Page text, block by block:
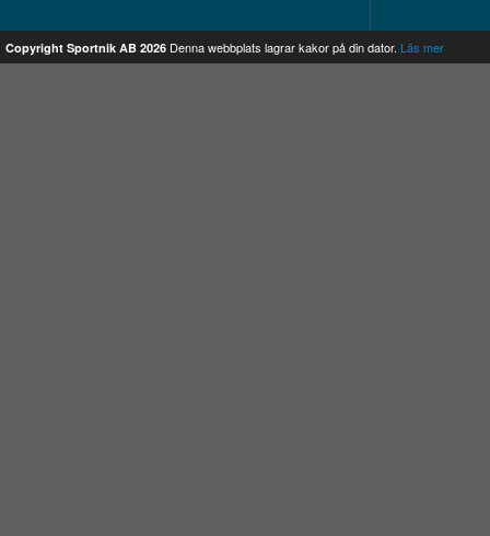
Copyright Sportnik AB 2026 Denna webbplats lagrar kakor på din dator. Läs mer